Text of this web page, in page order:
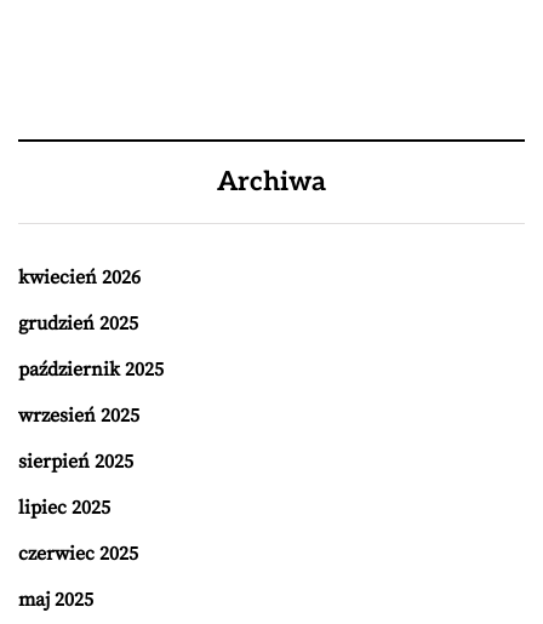
Archiwa
kwiecień 2026
grudzień 2025
październik 2025
wrzesień 2025
sierpień 2025
lipiec 2025
czerwiec 2025
maj 2025